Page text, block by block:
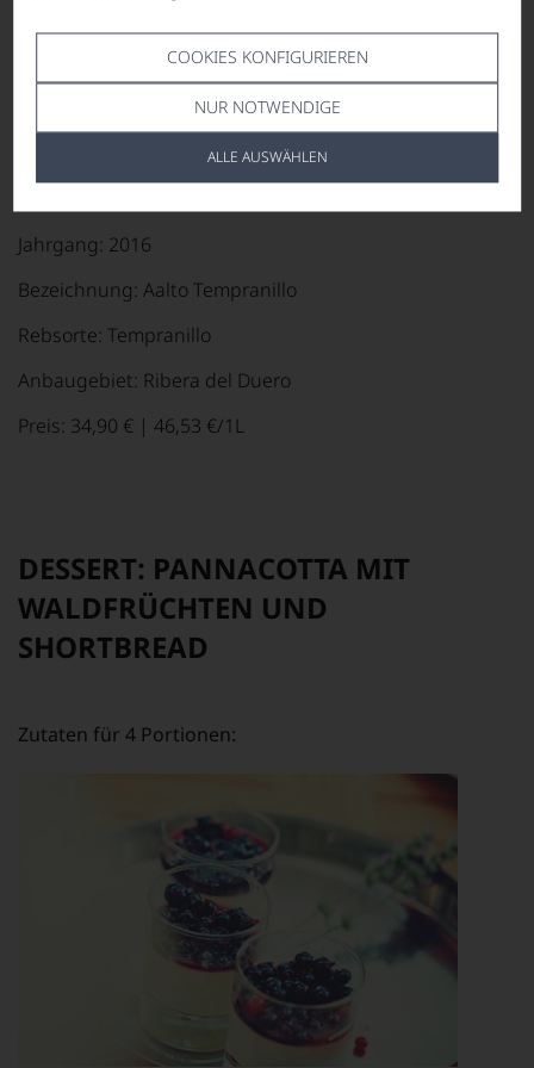
COOKIES KONFIGURIEREN
NUR NOTWENDIGE
ALLE AUSWÄHLEN
ab. Die Polenta in eine ca. 2 cm hohe Schale füllen und
60 Minuten antrocknen lassen. Zum Schluss schneiden
Sie die Polenta in quadratische Stücke und braten Sie
die Stücke bei geringer Hitze kurz in Öl an.
Jahrgang: 2016
Bezeichnung: Aalto Tempranillo
Rebsorte: Tempranillo
Anbaugebiet: Ribera del Duero
Preis: 34,90 € | 46,53 €/1L
DESSERT: PANNACOTTA MIT
WALDFRÜCHTEN UND
SHORTBREAD
Zutaten für 4 Portionen: